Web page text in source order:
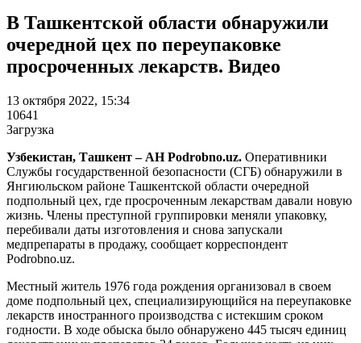
В Ташкентской области обнаружили
очередной цех по переупаковке
просроченных лекарств. Видео
13 октября 2022, 15:34
10641
Загрузка
Узбекистан, Ташкент – АН Podrobno.uz. Оперативники
Службы государственной безопасности (СГБ) обнаружили в
Янгиюльском районе Ташкентской области очередной
подпольный цех, где просроченным лекарствам давали новую
жизнь. Члены преступной группировки меняли упаковку,
перебивали даты изготовления и снова запускали
медпрепараты в продажу, сообщает корреспондент
Podrobno.uz.
Местный житель 1976 года рождения организовал в своем
доме подпольный цех, специализирующийся на переупаковке
лекарств иностранного производства с истекшим сроком
годности. В ходе обыска было обнаружено 445 тысяч единиц